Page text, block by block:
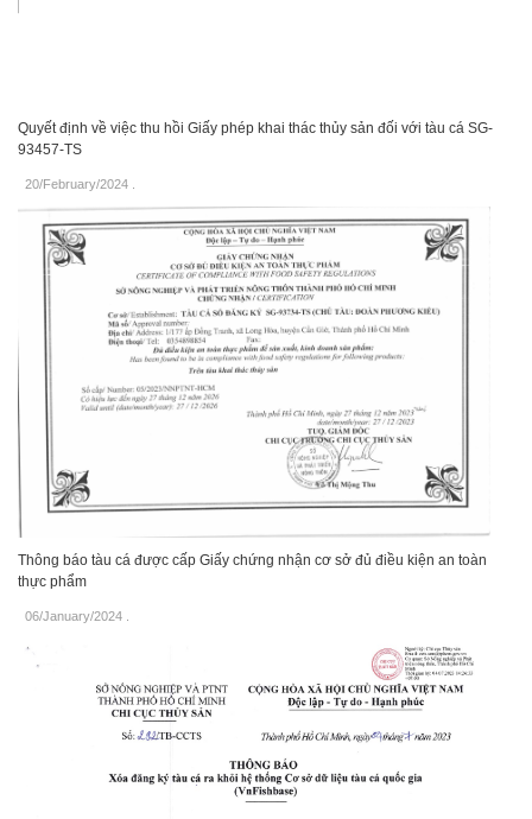
Quyết định về việc thu hồi Giấy phép khai thác thủy sản đối với tàu cá SG-
93457-TS
20/February/2024
Thông báo tàu cá được cấp Giấy chứng nhận cơ sở đủ điều kiện an toàn
thực phẩm
06/January/2024